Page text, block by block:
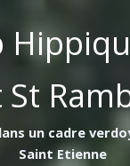
St
un cadre
Saint Etienne